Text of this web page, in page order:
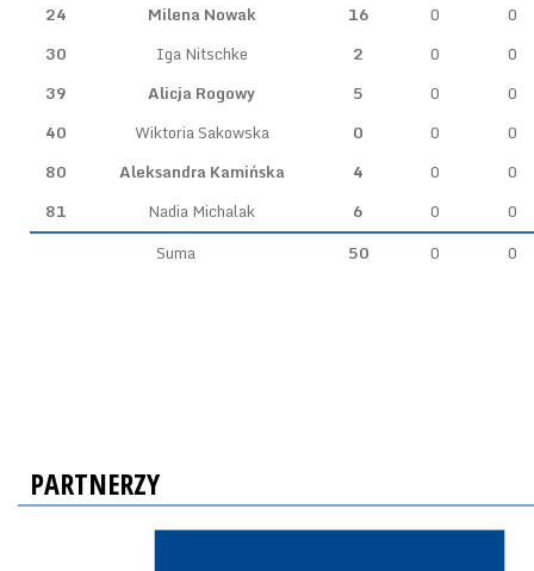
24
Milena Nowak 16 0
0
30
Iga Nitschke 2 0
0
39
Alicja Rogowy 5 0
0
40
Wiktoria Sakowska 0 0
0
80
Aleksandra Kamińska 4 0
0
81
Nadia Michalak 6 0
0
Suma
50 0 0
PARTNERZY